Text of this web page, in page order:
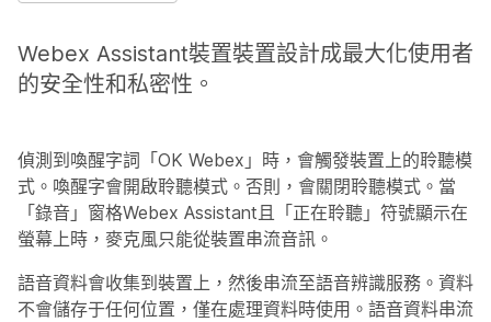
Webex Assistant裝置裝置設計成最大化使用者
的安全性和私密性。
偵測到喚醒字詞「OK Webex」時，會觸發裝置上的聆聽模
式。喚醒字會開啟聆聽模式。否則，會關閉聆聽模式。當
「錄音」窗格Webex Assistant且「正在聆聽」符號顯示在
螢幕上時，麥克風只能從裝置串流音訊。
語音資料會收集到裝置上，然後串流至語音辨識服務。資料
不會儲存于任何位置，僅在處理資料時使用。語音資料串流